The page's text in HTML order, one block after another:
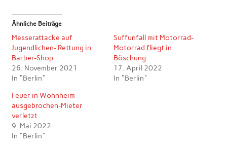
Ähnliche Beiträge
Messerattacke auf
Jugendlichen- Rettung in
Barber-Shop
26. November 2021
In "Berlin"
Suffunfall mit Motorrad-
Motorrad fliegt in
Böschung
17. April 2022
In "Berlin"
Feuer in Wohnheim
ausgebrochen-Mieter
verletzt
9. Mai 2022
In "Berlin"